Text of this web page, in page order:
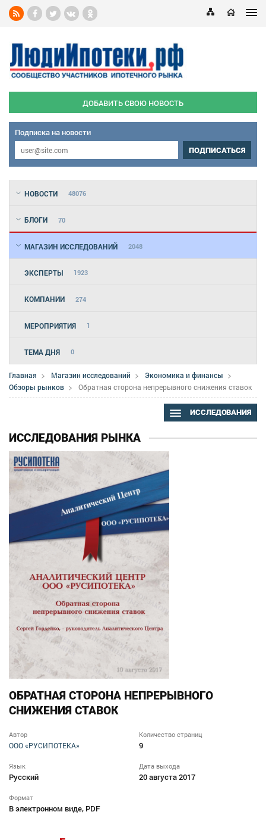
ДОБАВИТЬ СВОЮ НОВОСТЬ
Подписка на новости
ПОДПИСАТЬСЯ
НОВОСТИ 48076
БЛОГИ 70
МАГАЗИН ИССЛЕДОВАНИЙ 2048
ЭКСПЕРТЫ 1923
КОМПАНИИ 274
МЕРОПРИЯТИЯ 1
ТЕМА ДНЯ 0
Главная Магазин исследований
Экономика и финансы
Обзоры рынков
Обратная сторона непрерывного снижения ставок
ИССЛЕДОВАНИЯ
ИССЛЕДОВАНИЯ РЫНКА
ОБРАТНАЯ СТОРОНА НЕПРЕРЫВНОГО
СНИЖЕНИЯ СТАВОК
Автор
ООО «РУСИПОТЕКА»
Количество страниц
9
Язык
Русский
Дата выхода
20 августа 2017
Формат
В электронном виде, PDF